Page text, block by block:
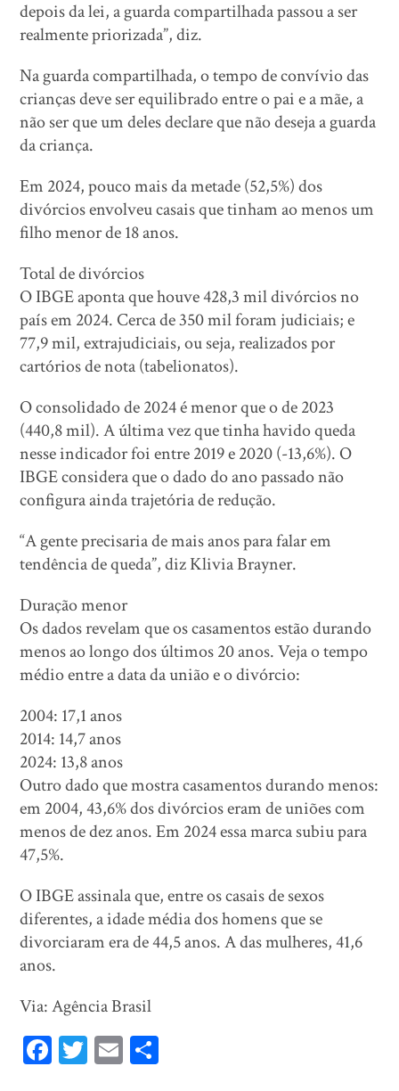
depois da lei, a guarda compartilhada passou a ser
realmente priorizada”, diz.
Na guarda compartilhada, o tempo de convívio das
crianças deve ser equilibrado entre o pai e a mãe, a
não ser que um deles declare que não deseja a guarda
da criança.
Em 2024, pouco mais da metade (52,5%) dos
divórcios envolveu casais que tinham ao menos um
filho menor de 18 anos.
Total de divórcios
O IBGE aponta que houve 428,3 mil divórcios no
país em 2024. Cerca de 350 mil foram judiciais; e
77,9 mil, extrajudiciais, ou seja, realizados por
cartórios de nota (tabelionatos).
O consolidado de 2024 é menor que o de 2023
(440,8 mil). A última vez que tinha havido queda
nesse indicador foi entre 2019 e 2020 (-13,6%). O
IBGE considera que o dado do ano passado não
configura ainda trajetória de redução.
“A gente precisaria de mais anos para falar em
tendência de queda”, diz Klivia Brayner.
Duração menor
Os dados revelam que os casamentos estão durando
menos ao longo dos últimos 20 anos. Veja o tempo
médio entre a data da união e o divórcio:
2004: 17,1 anos
2014: 14,7 anos
2024: 13,8 anos
Outro dado que mostra casamentos durando menos:
em 2004, 43,6% dos divórcios eram de uniões com
menos de dez anos. Em 2024 essa marca subiu para
47,5%.
O IBGE assinala que, entre os casais de sexos
diferentes, a idade média dos homens que se
divorciaram era de 44,5 anos. A das mulheres, 41,6
anos.
Via: Agência Brasil
Fa T E